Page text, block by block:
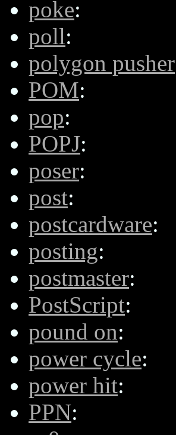
poke:
poll:
polygon pusher
POM:
pop:
POPJ:
poser:
post:
postcardware:
posting:
postmaster:
PostScript:
pound on:
power cycle:
power hit:
PPN: